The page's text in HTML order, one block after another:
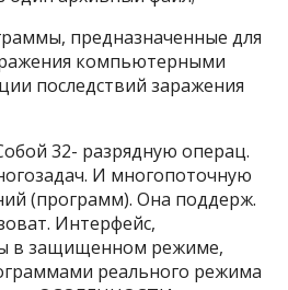
предназначенные для
компьютерными
последствий заражения
32- разрядную операц.
И многопоточную
(программ). Она поддерж.
Интерфейс,
в защищенном режиме,
реального режима